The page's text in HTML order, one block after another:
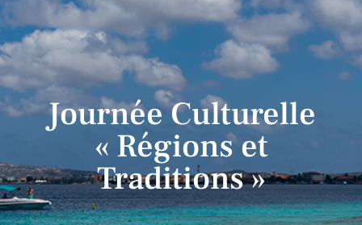
Journée Culturelle
« Régions et
Traditions »